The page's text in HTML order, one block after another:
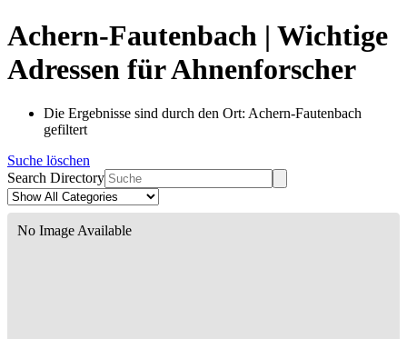
Achern-Fautenbach | Wichtige
Adressen für Ahnenforscher
Die Ergebnisse sind durch den Ort: Achern-Fautenbach
gefiltert
Suche löschen
Search Directory
No Image Available